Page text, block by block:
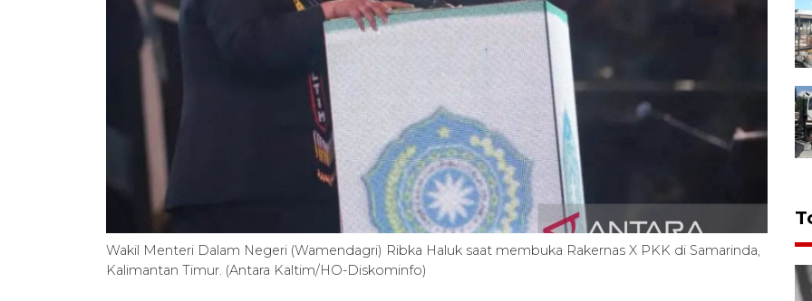
Wakil Menteri Dalam Negeri (Wamendagri) Ribka Haluk saat membuka Rakernas X PKK di Samarinda,
Kalimantan Timur. (Antara Kaltim/HO-Diskominfo)